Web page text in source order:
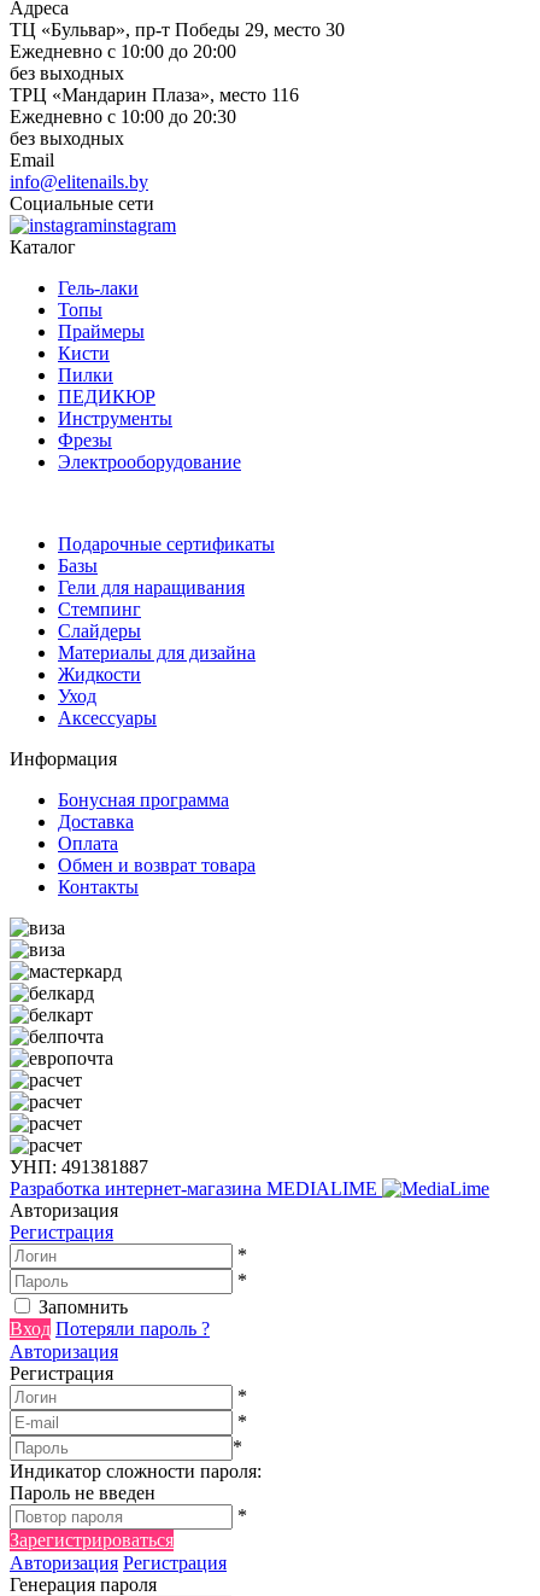
Адреса
ТЦ «Бульвар», пр-т Победы 29, место 30
Ежедневно с 10:00 до 20:00
без выходных
ТРЦ «Мандарин Плаза», место 116
Ежедневно с 10:00 до 20:30
без выходных
Email
info@elitenails.by
Социальные сети
instagram
Каталог
Гель-лаки
Топы
Праймеры
Кисти
Пилки
ПЕДИКЮР
Инструменты
Фрезы
Электрооборудование
Подарочные сертификаты
Базы
Гели для наращивания
Стемпинг
Слайдеры
Материалы для дизайна
Жидкости
Уход
Аксессуары
Информация
Бонусная программа
Доставка
Оплата
Обмен и возврат товара
Контакты
УНП: 491381887
Разработка интернет-магазина MEDIALIME
Авторизация
Регистрация
*
*
Запомнить
Вход Потеряли пароль ?
Авторизация
Регистрация
*
*
*
Индикатор сложности пароля:
Пароль не введен
*
Зарегистрироваться
Авторизация Регистрация
Генерация пароля